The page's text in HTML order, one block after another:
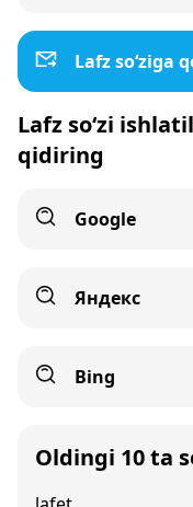
Lafz so‘ziga
Lafz so‘zi
qidiring
Google
Яндекс
Bing
Oldingi 10 ta